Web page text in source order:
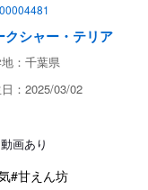
合
噛み合わせなど成長過
クシャー・テリア
：千葉県
：2025/03/02
動画あり
#甘えん坊